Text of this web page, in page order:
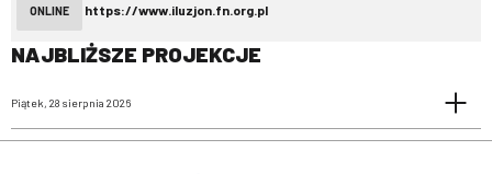
ONLINE https://www.iluzjon.fn.org.pl
NAJBLIŻSZE PROJEKCJE
Piątek, 28 sierpnia 2026